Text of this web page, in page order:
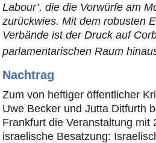
Labour’, die die Vorwürfe am
zurückwies. Mit dem robusten
Verbände ist der Druck auf
parlamentarischen Raum
Nachtrag
Zum von heftiger öffentlicher
Uwe Becker und Jutta Ditfurth
Frankfurt die Veranstaltung mit
israelische Besatzung: